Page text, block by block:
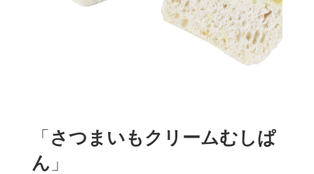
「 さつまいもクリームむしぱ
ん 」